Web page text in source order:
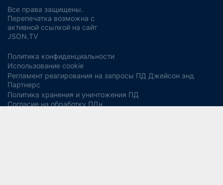
Все права защищены.
Перепечатка возможна с
активной ссылкой на сайт
JSON.TV
Политика конфиденциальности
Использование cookie
Регламент реагирования на запросы ПД Джейсон энд
Партнерс
Политика хранения и уничтожения ПД
Согласие на обработку ПДн